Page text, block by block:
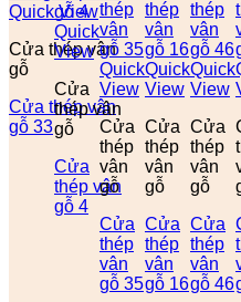
Quick View
Cửa thép vân
gỗ
Cửa thép vân
gỗ 33
Quick
View
Cửa
thép vân
gỗ
Cửa
thép vân
gỗ 4
Quick
View
Cửa
thép
vân
gỗ
Cửa
thép
vân
gỗ 35
Quick
View
Cửa
thép
vân
gỗ
Cửa
thép
vân
gỗ 16
Quick
View
Cửa
thép
vân
gỗ
Cửa
thép
vân
gỗ 46